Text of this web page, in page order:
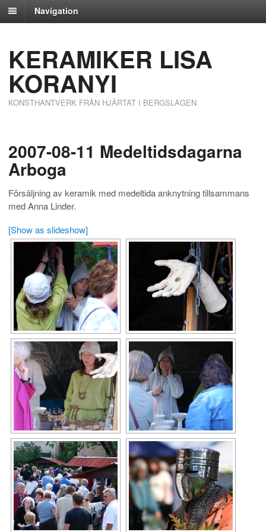
Navigation
KERAMIKER LISA
KORANYI
KONSTHANTVERK FRÅN HJÄRTAT I BERGSLAGEN
2007-08-11 Medeltidsdagarna
Arboga
Försäljning av keramik med medeltida anknytning tillsammans
med Anna Linder.
[Show as slideshow]